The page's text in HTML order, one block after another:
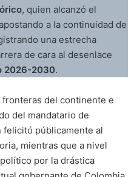
, quien alcanzó el
a la continuidad de
una estrecha
de cara al desenlace
2026-2030.
del continente e
del mandatario de
felicitó públicamente al
mientras que a nivel
por la drástica